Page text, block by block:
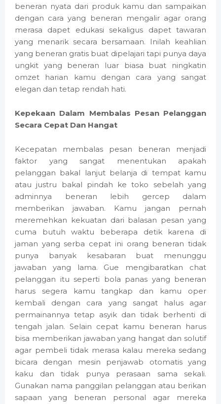
beneran nyata dari produk kamu dan sampaikan
dengan cara yang beneran mengalir agar orang
merasa dapet edukasi sekaligus dapet tawaran
yang menarik secara bersamaan. Inilah keahlian
yang beneran gratis buat dipelajari tapi punya daya
ungkit yang beneran luar biasa buat ningkatin
omzet harian kamu dengan cara yang sangat
elegan dan tetap rendah hati.
Kepekaan Dalam Membalas Pesan Pelanggan
Secara Cepat Dan Hangat
Kecepatan membalas pesan beneran menjadi
faktor yang sangat menentukan apakah
pelanggan bakal lanjut belanja di tempat kamu
atau justru bakal pindah ke toko sebelah yang
adminnya beneran lebih gercep dalam
memberikan jawaban. Kamu jangan pernah
meremehkan kekuatan dari balasan pesan yang
cuma butuh waktu beberapa detik karena di
jaman yang serba cepat ini orang beneran tidak
punya banyak kesabaran buat menunggu
jawaban yang lama. Gue mengibaratkan chat
pelanggan itu seperti bola panas yang beneran
harus segera kamu tangkap dan kamu oper
kembali dengan cara yang sangat halus agar
permainannya tetap asyik dan tidak berhenti di
tengah jalan. Selain cepat kamu beneran harus
bisa memberikan jawaban yang hangat dan solutif
agar pembeli tidak merasa kalau mereka sedang
bicara dengan mesin penjawab otomatis yang
kaku dan tidak punya perasaan sama sekali.
Gunakan nama panggilan pelanggan atau berikan
sapaan yang beneran personal agar mereka